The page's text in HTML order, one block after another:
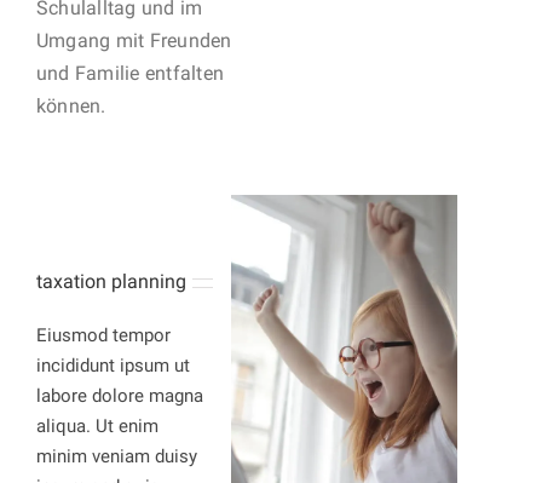
Schulalltag und im
Umgang mit Freunden
und Familie entfalten
können.
taxation planning
Eiusmod tempor
incididunt ipsum ut
labore dolore magna
aliqua. Ut enim
minim veniam duisy